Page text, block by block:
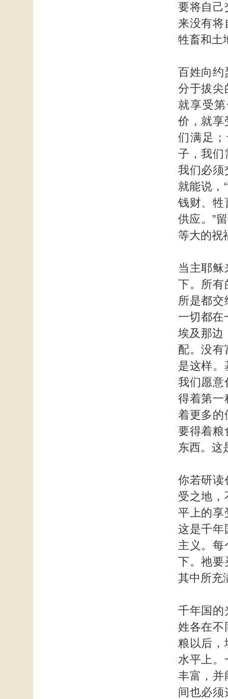
要将自己
来没有将
牲畜和土
百姓向约
分于拔尖
就享受
价，就享
们满足
子，我们
我们必须
就能说，
钱财、牲
供应。”
等大的祝
当主耶
下。所有
所是都
一切都在
埃及那边
配。没有
是这样。
我们愿意
得着第一
着更多的
要得着粮
东西。这
你若研读
受之地，
平上的享
这是千年
主义。每
下。祂要
其中所充
千年国的
姓各在不
粮以后，
水平上。
丰富，并
间也必须